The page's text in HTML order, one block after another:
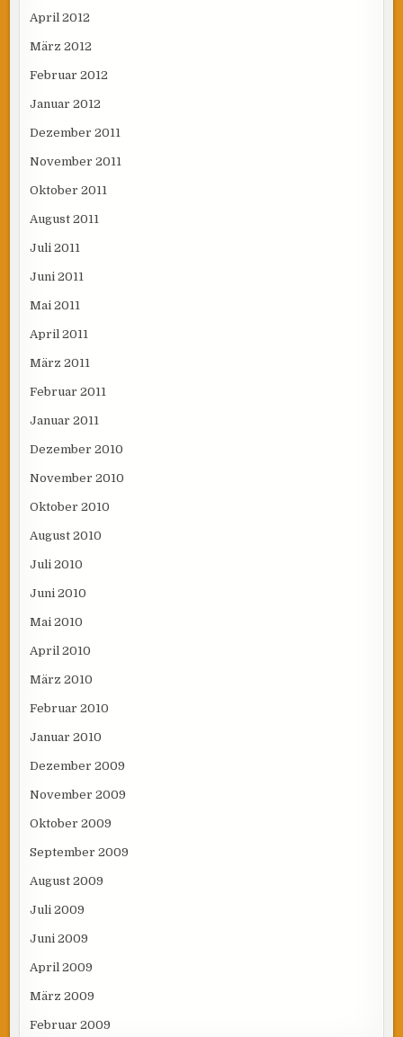
April 2012
März 2012
Februar 2012
Januar 2012
Dezember 2011
November 2011
Oktober 2011
August 2011
Juli 2011
Juni 2011
Mai 2011
April 2011
März 2011
Februar 2011
Januar 2011
Dezember 2010
November 2010
Oktober 2010
August 2010
Juli 2010
Juni 2010
Mai 2010
April 2010
März 2010
Februar 2010
Januar 2010
Dezember 2009
November 2009
Oktober 2009
September 2009
August 2009
Juli 2009
Juni 2009
April 2009
März 2009
Februar 2009